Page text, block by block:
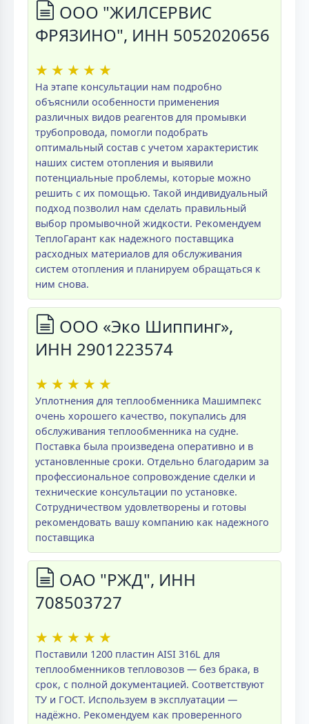
ООО "ЖИЛСЕРВИС
ФРЯЗИНО", ИНН 5052020656
★ ★ ★ ★ ★
На этапе консультации нам подробно
объяснили особенности применения
различных видов реагентов для промывки
трубопровода, помогли подобрать
оптимальный состав с учетом характеристик
наших систем отопления и выявили
потенциальные проблемы, которые можно
решить с их помощью. Такой индивидуальный
подход позволил нам сделать правильный
выбор промывочной жидкости. Рекомендуем
ТеплоГарант как надежного поставщика
расходных материалов для обслуживания
систем отопления и планируем обращаться к
ним снова.
ООО «Эко Шиппинг»,
ИНН 2901223574
★ ★ ★ ★ ★
Уплотнения для теплообменника Машимпекс
очень хорошего качество, покупались для
обслуживания теплообменника на судне.
Поставка была произведена оперативно и в
установленные сроки. Отдельно благодарим за
профессиональное сопровождение сделки и
технические консультации по установке.
Сотрудничеством удовлетворены и готовы
рекомендовать вашу компанию как надежного
поставщика
ОАО "РЖД", ИНН
708503727
★ ★ ★ ★ ★
Поставили 1200 пластин AISI 316L для
теплообменников тепловозов — без брака, в
срок, с полной документацией. Соответствуют
ТУ и ГОСТ. Используем в эксплуатации —
надёжно. Рекомендуем как проверенного